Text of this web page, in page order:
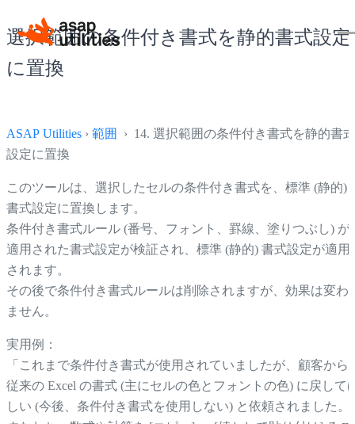
選択範囲の条件付き書式を静的書式設定
に置換
ASAP Utilities › 範囲
› 14. 選択範囲の条件付き書式を静的書式
設定に置換
このツールは、選択したセルの条件付き書式を、標準 (静的)
書式設定に置換します。
条件付き書式ルール (番号、フォント、罫線、塗りつぶし) が
適用された書式設定が検証され、標準 (静的) 書式設定が適用
されます。
その後で条件付き書式ルールは削除されますが、効果は変わ
ません。
実用例：
「これまで条件付き書式が使用されていましたが、顧客から
従来の Excel の書式 (主にセルの色とフォントの色) に戻して
しい (今後、条件付き書式を使用しない) と依頼されました。